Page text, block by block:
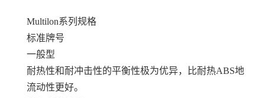
Multilon系列规格
标准牌号
一般型
耐热性和耐冲击性的平衡性极为优异，比耐热ABS地
流动性更好。